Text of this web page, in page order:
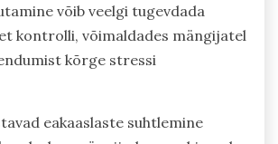
võib veelgi tugevdada
kontrolli, võimaldades mängijatel
kõrge stressi
eakaaslaste suhtlemine